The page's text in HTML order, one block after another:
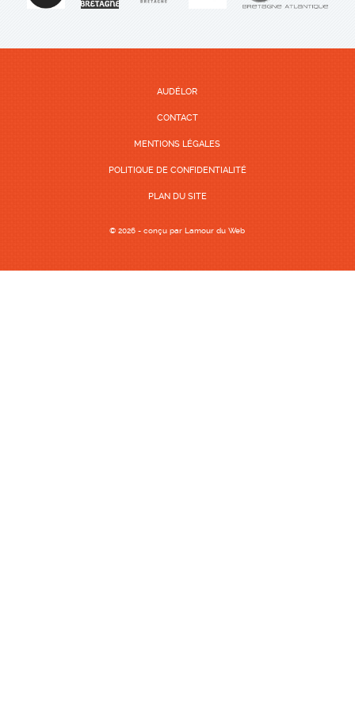
AUDÉLOR
CONTACT
MENTIONS LÉGALES
POLITIQUE DE CONFIDENTIALITÉ
PLAN DU SITE
© 2026 - conçu parLamour du Web